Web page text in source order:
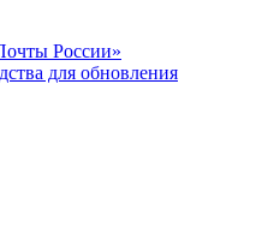
для обновления